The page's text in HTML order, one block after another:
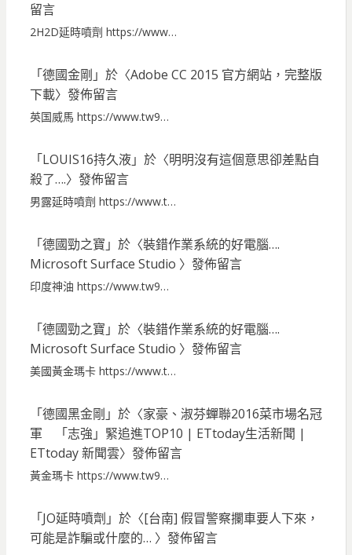
留言
2H2D延時噴劑 https://www…
「德國金剛 」於〈Adobe CC 2015 官方網站，完整版
下載〉發佈留言
英国威馬 https://www.tw9…
「LOUIS16持久液」於〈明明沒有這個意思卻差點自
殺了….〉發佈留言
男露延時噴劑 https://www.t…
「德國勁之寶 」於〈裝錯作業系統的好電腦….
Microsoft Surface Studio 〉發佈留言
印度神油 https://www.tw9…
「德國勁之寶 」於〈裝錯作業系統的好電腦….
Microsoft Surface Studio 〉發佈留言
美國黃金瑪卡 https://www.t…
「德國黑金剛 」於〈家豪、淑芬蟬聯2016菜市場名冠
軍 「志強」緊追進TOP10 | ETtoday生活新聞 |
ETtoday 新聞雲〉發佈留言
黃金瑪卡 https://www.tw9…
「JO延時噴劑 」於〈[台南] 假冒警察攔車要人下來，
可能是詐騙或什麼的… 〉發佈留言